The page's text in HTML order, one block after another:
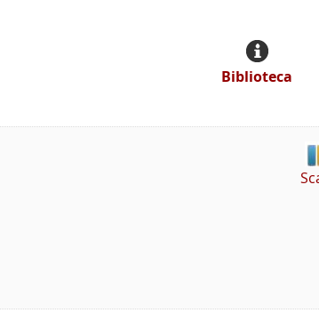
Biblioteca